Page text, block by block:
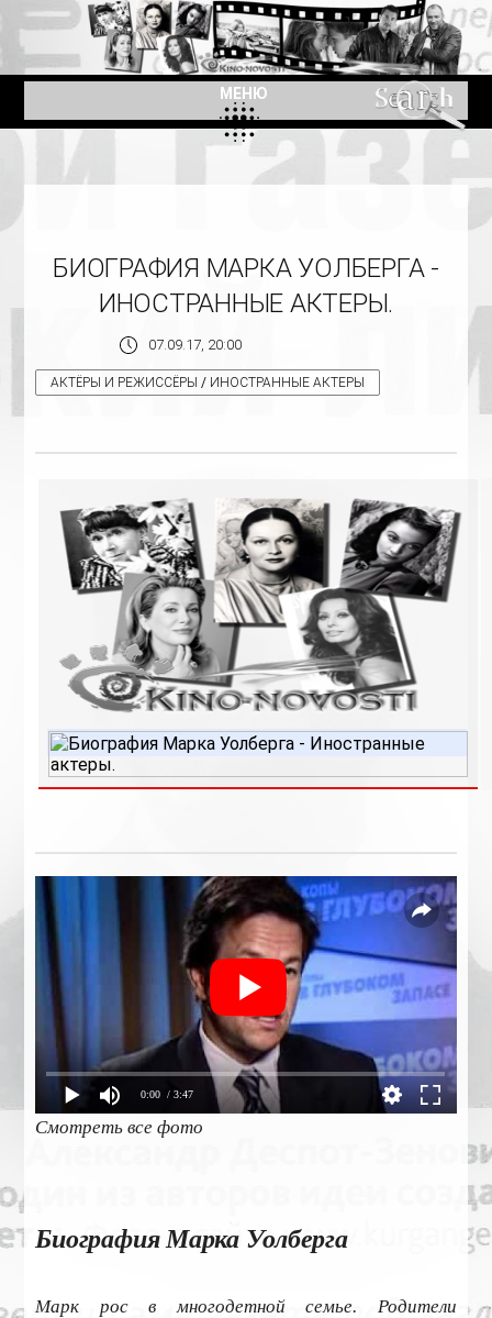
МЕНЮ
БИОГРАФИЯ МАРКА УОЛБЕРГА -
ИНОСТРАННЫЕ АКТЕРЫ.
07.09.17, 20:00
АКТЁРЫ И РЕЖИССЁРЫ / ИНОСТРАННЫЕ АКТЕРЫ
0:00 / 3:47
Смотреть все фото
Биография Марка Уолберга
Марк рос в многодетной семье. Родители